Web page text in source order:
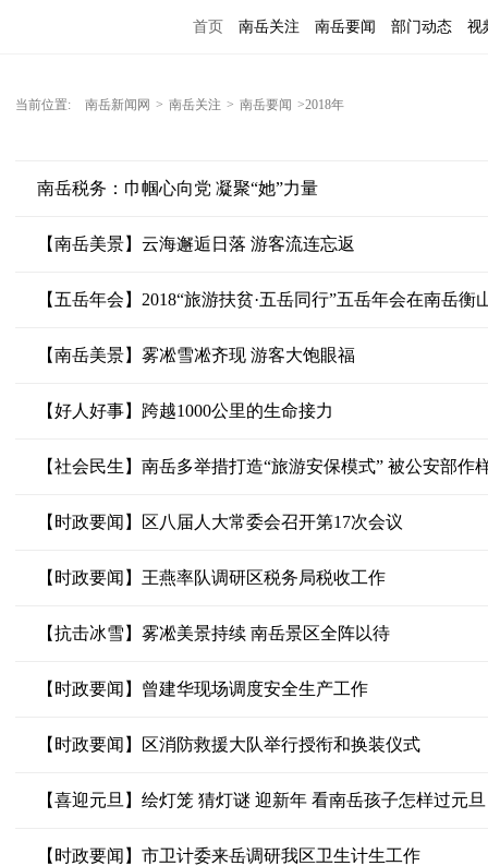
首页 南岳关注 南岳要闻 部门动态 视
当前位置: 南岳新闻网 > 南岳关注 > 南岳要闻 >2018年
南岳税务：巾帼心向党 凝聚“她”力量
【南岳美景】云海邂逅日落 游客流连忘返
【五岳年会】2018“旅游扶贫·五岳同行”五岳年会在南岳衡
【南岳美景】雾凇雪凇齐现 游客大饱眼福
【好人好事】跨越1000公里的生命接力
【社会民生】南岳多举措打造“旅游安保模式” 被公安部作
【时政要闻】区八届人大常委会召开第17次会议
【时政要闻】王燕率队调研区税务局税收工作
【抗击冰雪】雾凇美景持续 南岳景区全阵以待
【时政要闻】曾建华现场调度安全生产工作
【时政要闻】区消防救援大队举行授衔和换装仪式
【喜迎元旦】绘灯笼 猜灯谜 迎新年 看南岳孩子怎样过元旦
【时政要闻】市卫计委来岳调研我区卫生计生工作